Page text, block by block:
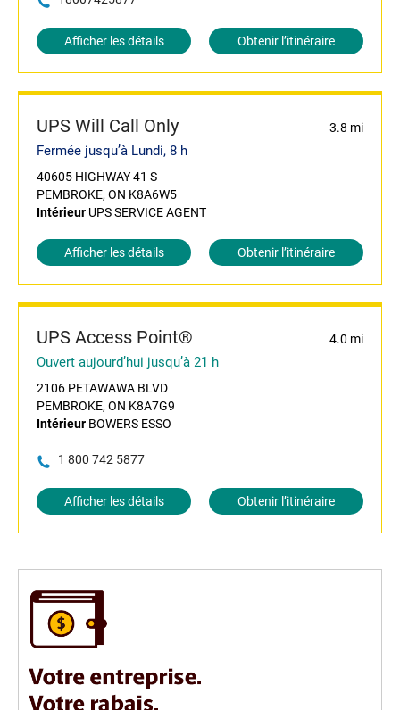
Afficher les détails Obtenir l’itinéraire
UPS Will Call Only 3.8 mi
Fermée jusqu’à Lundi, 8 h
40605 HIGHWAY 41 S
PEMBROKE, ON K8A6W5
Intérieur UPS SERVICE AGENT
Afficher les détails Obtenir l’itinéraire
UPS Access Point® 4.0 mi
Ouvert aujourd’hui jusqu’à 21 h
2106 PETAWAWA BLVD
PEMBROKE, ON K8A7G9
Intérieur BOWERS ESSO
1 800 742 5877
Afficher les détails Obtenir l’itinéraire